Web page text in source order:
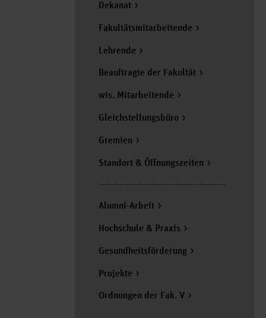
Dekanat
Fakultätsmitarbeitende
Lehrende
Beauftragte der Fakultät
wis. Mitarbeitende
Gleichstellungsbüro
Gremien
Standort & Öffnungszeiten
-------------------------------------------
Alumni-Arbeit
Hochschule & Praxis
Gesundheitsförderung
Projekte
Ordnungen der Fak. V